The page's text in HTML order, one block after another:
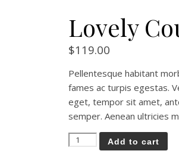
Lovely
$119.00
Pellentesque habitant
fames ac turpis egestas.
eget, tempor sit amet,
semper. Aenean ultricies
Lovely Couple Together
Add to cart